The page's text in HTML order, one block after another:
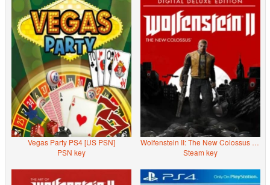
Vegas Party PS4 [US PSN]
PSN key
Wolfenstein II: The New Colossus (Deluxe Edition)
Steam key